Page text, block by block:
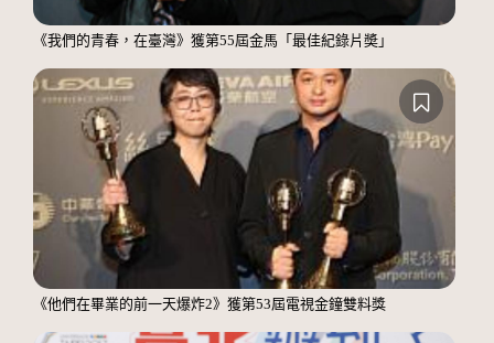
《我們的青春，在臺灣》獲第55屆金馬「最佳紀錄片奬」
《他們在畢業的前一天爆炸2》獲第53屆電視金鐘雙料獎